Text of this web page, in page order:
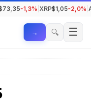
-1,3% XRP$1,05-2,0%
→ 🔍 ☰